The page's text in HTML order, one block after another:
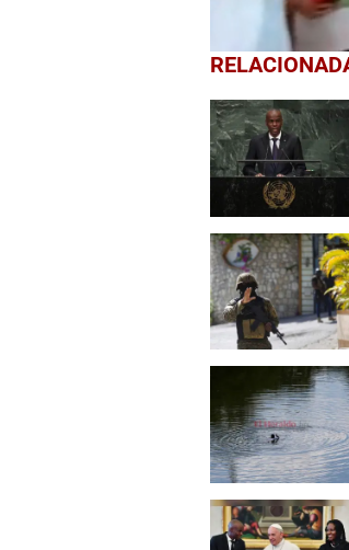
0
seconds
1
minute,
56
secondsVolume
0%